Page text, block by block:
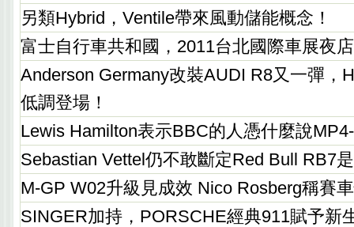
另類Hybrid，Ventile帶來風動儲能概念！
富士自行車共和國，2011台北國際車展夜
Anderson Germany改裝AUDI R8又一彈，
低調登場！
Lewis Hamilton表示BBC的人憑什麼說
Sebastian Vettel仍不敢斷定Red Bull RB7
M-GP W02升級見成效 Nico Rosberg稱賽
SINGER加持，PORSCHE經典911賦予新